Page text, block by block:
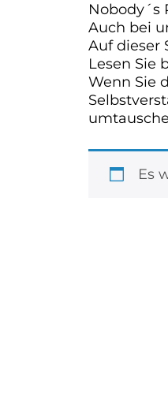
Nobody´s
Auch bei
Auf dieser
Lesen Sie
Wenn Sie
Es